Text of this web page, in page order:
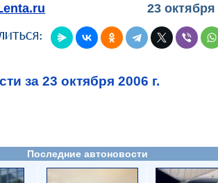
23 октября
за 23 октября 2006 г.
Последние автоновости